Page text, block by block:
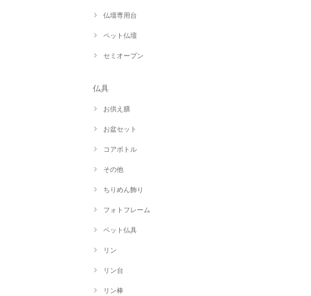
仏壇専用台
ペット仏壇
セミオープン
仏具
お供え膳
お盆セット
コアボトル
その他
ちりめん飾り
フォトフレーム
ペット仏具
リン
リン台
リン棒